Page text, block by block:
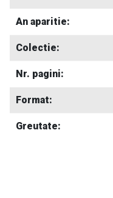
An aparitie:
Colectie:
Nr. pagini:
Format:
Greutate: